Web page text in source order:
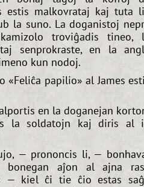
estis malkovrataj kaj tuta
la suno. La doganistoj
troviĝadis tineo,
senprokraste, en la
kun nodoj.
«Feliĉa papilio» al James
en la doganejan
la soldatojn kaj diris al
— prononcis li, —
aĵon al ajna
— kiel ĉi tie ĉio estas